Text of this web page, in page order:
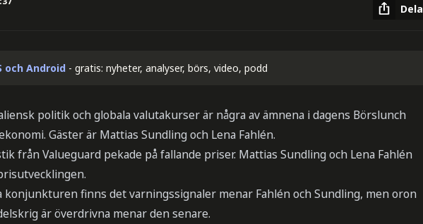
Dela
och Android - gratis: nyheter, analyser, börs, video, podd
politik och globala valutakurser är några av ämnena i dagens Börslunch
Gäster är Mattias Sundling och Lena Fahlén.
från Valueguard pekade på fallande priser. Mattias Sundling och Lena Fahlén
konjunkturen finns det varningssignaler menar Fahlén och Sundling, men oron
är överdrivna menar den senare.